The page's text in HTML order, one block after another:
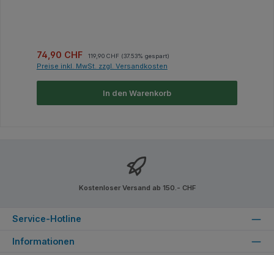
Verkaufspreis:
74,90 CHF Regulärer Preis:
119,90 CHF (37.53% gespart)
Preise inkl. MwSt. zzgl. Versandkosten
In den Warenkorb
Kostenloser Versand ab 150.- CHF
Service-Hotline
Informationen